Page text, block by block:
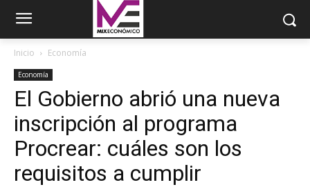
Inicio Economía
Economía
El Gobierno abrió una nueva
inscripción al programa
Procrear: cuáles son los
requisitos a cumplir